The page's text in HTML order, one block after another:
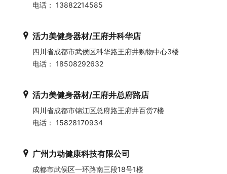
电话： 13882214585
活力美健身器材/王府井科华店
四川省成都市武侯区科华路王府井购物中心3楼
电话： 18508292632
活力美健身器材/王府井总府路店
四川省成都市锦江区总府路王府井百货7楼
电话： 15828170934
广州力动健康科技有限公司
成都市武侯区一环路南三段18号1楼